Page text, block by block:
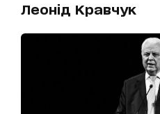
Леонід Кравчук